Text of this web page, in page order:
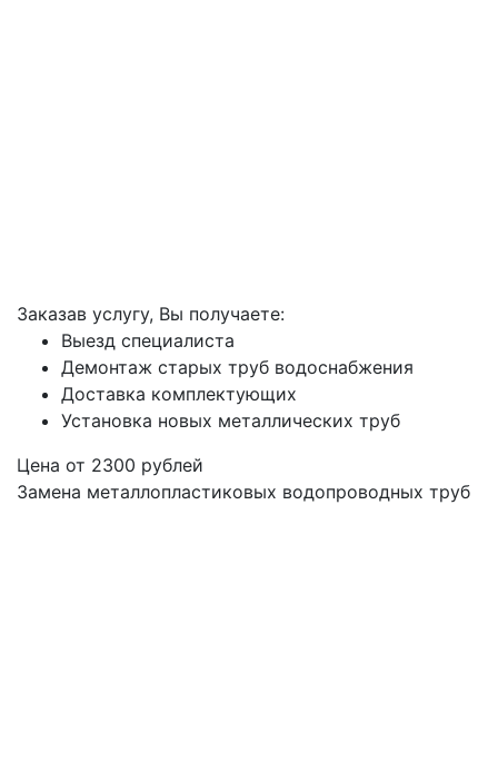
Заказав услугу, Вы получаете:
Выезд специалиста
Демонтаж старых труб водоснабжения
Доставка комплектующих
Установка новых металлических труб
Цена от 2300 рублей
Замена металлопластиковых водопроводных труб